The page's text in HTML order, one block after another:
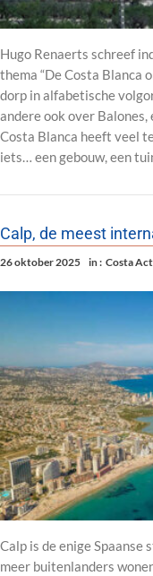
Hugo Renaerts schreef
thema “De Costa Blanca
dorp in alfabetische
andere ook over
Costa Blanca heeft veel
iets… een gebouw, een
Calp, de meest
26 oktober 2025 in : Costa
Calp is de enige
meer buitenlanders